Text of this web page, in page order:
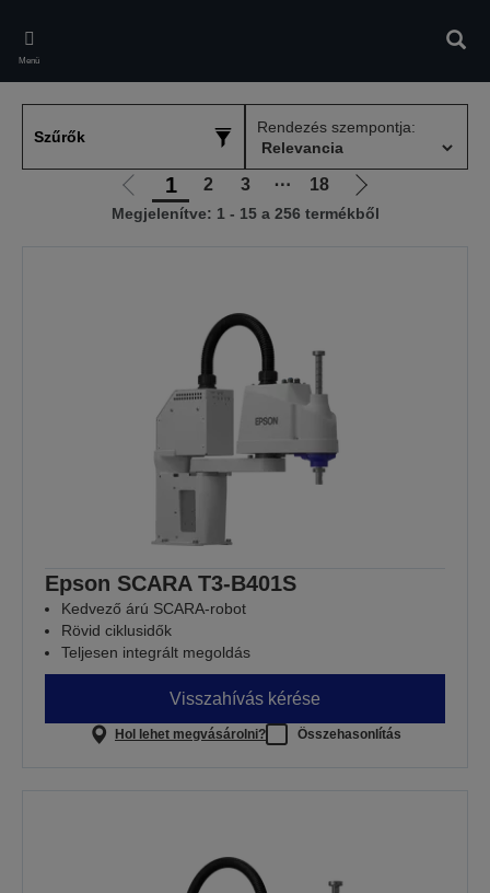
main
content
Menü
Szűrők
Rendezés szempontja:
Előző
oldalra
1 2 3 ⋯ 18
Következő
oldalra
Megjelenítve: 1 - 15 a 256 termékből
Epson SCARA T3-B401S
Kedvező árú SCARA-robot
Rövid ciklusidők
Teljesen integrált megoldás
Visszahívás kérése
Hol lehet megvásárolni? Összehasonlítás